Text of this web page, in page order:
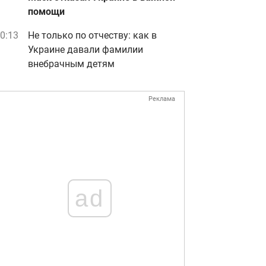
помощи
Не только по отчеству: как в
Украине давали фамилии
внебрачным детям
Реклама
ad